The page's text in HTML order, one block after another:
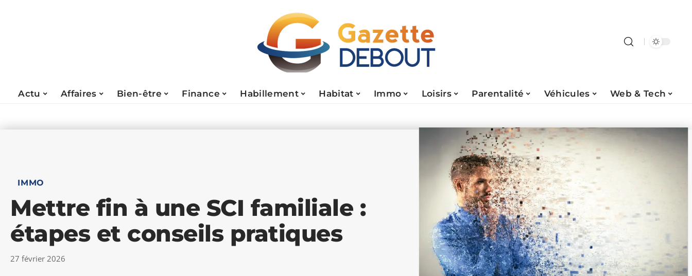
Actu Affaires Bien-être Finance Habillement Habitat Immo Loisirs Parentalité Véhicules Web & Tech
IMMO
Mettre fin à une SCI familiale :
étapes et conseils pratiques
27 février 2026